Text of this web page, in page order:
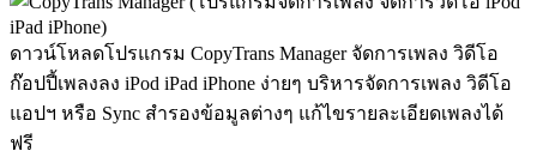
ดาวน์โหลดโปรแกรม CopyTrans Manager จัดการเพลง วิดีโอ
ก๊อปปี้เพลงลง iPod iPad iPhone ง่ายๆ บริหารจัดการเพลง วิดีโอ
แอปฯ หรือ Sync สำรองข้อมูลต่างๆ แก้ไขรายละเอียดเพลงได้
ฟรี